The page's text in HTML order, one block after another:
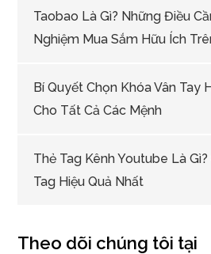
Taobao Là Gì? Những Điều
Nghiệm Mua Sắm Hữu Ích
Bí Quyết Chọn Khóa Vân Tay
Cho Tất Cả Các Mệnh
Thẻ Tag Kênh Youtube Là
Tag Hiệu Quả Nhất
Theo dõi chúng tôi tại